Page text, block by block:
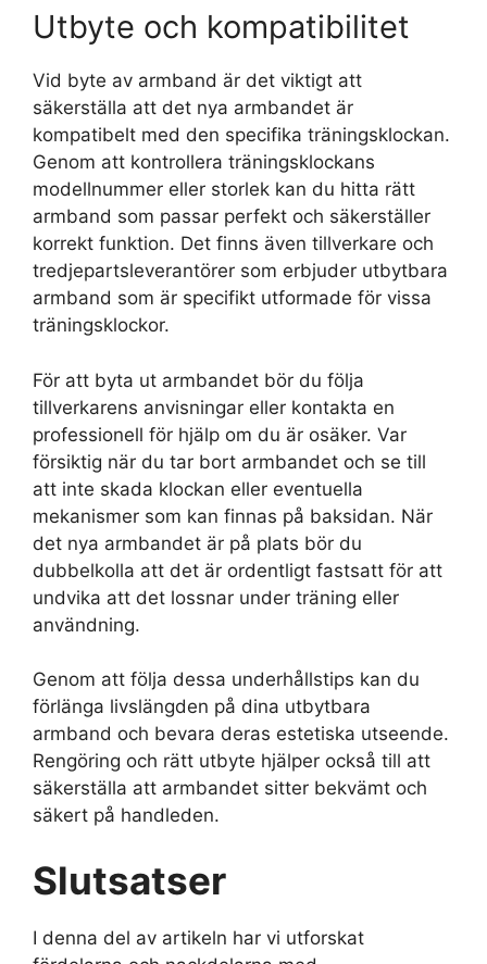
Utbyte och kompatibilitet
Vid byte av armband är det viktigt att
säkerställa att det nya armbandet är
kompatibelt med den specifika träningsklockan.
Genom att kontrollera träningsklockans
modellnummer eller storlek kan du hitta rätt
armband som passar perfekt och säkerställer
korrekt funktion. Det finns även tillverkare och
tredjepartsleverantörer som erbjuder utbytbara
armband som är specifikt utformade för vissa
träningsklockor.
För att byta ut armbandet bör du följa
tillverkarens anvisningar eller kontakta en
professionell för hjälp om du är osäker. Var
försiktig när du tar bort armbandet och se till
att inte skada klockan eller eventuella
mekanismer som kan finnas på baksidan. När
det nya armbandet är på plats bör du
dubbelkolla att det är ordentligt fastsatt för att
undvika att det lossnar under träning eller
användning.
Genom att följa dessa underhållstips kan du
förlänga livslängden på dina utbytbara
armband och bevara deras estetiska utseende.
Rengöring och rätt utbyte hjälper också till att
säkerställa att armbandet sitter bekvämt och
säkert på handleden.
Slutsatser
I denna del av artikeln har vi utforskat